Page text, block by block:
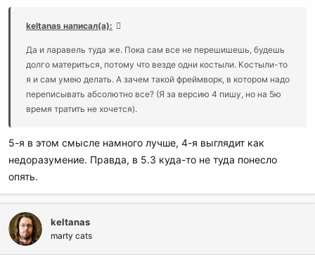
keltanas написал(а):
Да и ларавель туда же. Пока сам все не перешишешь, будешь
долго материться, потому что везде одни костыли. Костыли-то
я и сам умею делать. А зачем такой фреймворк, в котором надо
переписывать абсолютно все? (Я за версию 4 пишу, но на 5ю
время тратить не хочется).
5-я в этом смысле намного лучше, 4-я выглядит как
недоразумение. Правда, в 5.3 куда-то не туда понесло
опять.
keltanas
marty cats